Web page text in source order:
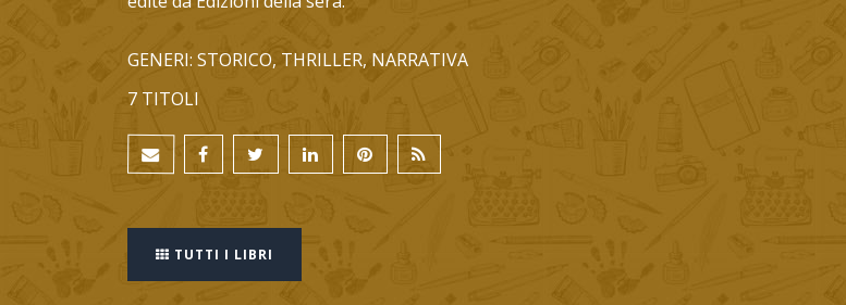
GENERI: STORICO, THRILLER, NARRATIVA
7 TITOLI
TUTTI I LIBRI